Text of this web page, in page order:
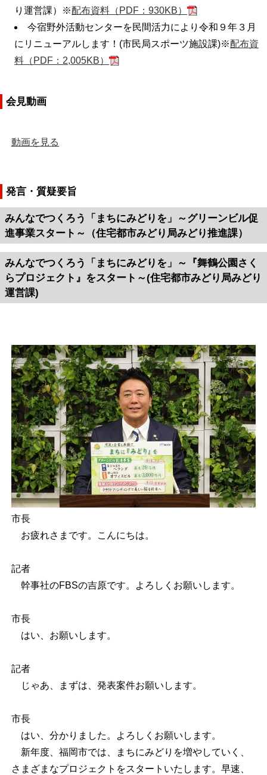
り運営課）※配布資料（PDF：930KB）
今宿野外活動センターを民間活力により令和９年３月
にリニューアルします！(市民局スポーツ施設課)※配布資
料（PDF：2,005KB）
会見動画
動画を見る
発言・質疑要旨
みんなでつくろう「まちにみどりを」～グリーンビル促
進事業スタート～（住宅都市みどり局みどり推進課）
みんなでつくろう「まちにみどりを」～『舞鶴公園さく
らプロジェクト』をスタート～(住宅都市みどり局みどり
運営課)
市長
お疲れさまです。こんにちは。
記者
幹事社のFBSの吉原です。よろしくお願いします。
市長
はい、お願いします。
記者
じゃあ、まずは、発表案件お願いします。
市長
はい、分かりました。よろしくお願いします。
新年度、福岡市では、まちにみどりを増やしていく、
さまざまなプロジェクトをスタートいたします。早速、